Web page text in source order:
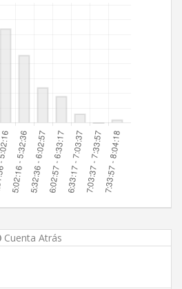
Cuenta Atrás